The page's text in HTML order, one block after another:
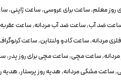
روز معلم,ساعت برای عروسی,ساعت ژاپنی,
ضد آب,ساعت ضد آب مردانه,ساعت
مردانه,ساعت کادو ولنتاین,ساعت کرنوگراف
,ساعت مچی,ساعت مچی برای روز پدر,
,ساعت مشکی مردانه,هدیه روز پرستار,هدیه